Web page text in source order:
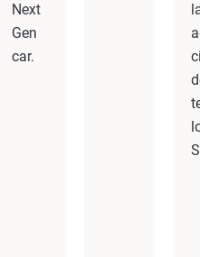
Next
Gen
car.
la